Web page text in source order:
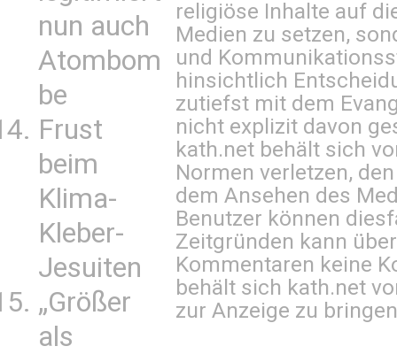
nun auch
Atombom
be
Frust
beim
Klima-
Kleber-
Jesuiten
„Größer
als
religiöse Inhalte auf
Medien zu setzen,
und
hinsichtlich
zutiefst mit dem
nicht explizit davon
kath.net behält sich
Normen verletzen,
dem Ansehen des
Benutzer können
Zeitgründen kann
Kommentaren keine
behält sich kath.net
zur Anzeige zu